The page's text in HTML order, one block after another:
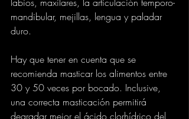
mandibular, mejillas, lengua y paladar
duro.
Hay que tener en cuenta que se
recomienda masticar los alimentos entre
30 y 50 veces por bocado. Inclusive,
una correcta masticación permitirá
degradar mejor el ácido clorhídrico del